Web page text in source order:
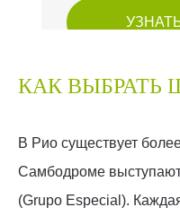
КАК ВЫБРАТЬ
В Рио существует
Самбодроме
(Grupo Especial).